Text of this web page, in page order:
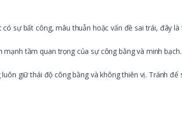
sự bất công, mâu thuẫn hoặc vấn đề sai trái, đây
tầm quan trọng của sự công bằng và minh
giữ thái độ công bằng và không thiên vị. Tránh